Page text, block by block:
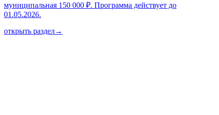
муниципальная 150 000 ₽. Программа действует до
01.05.2026.
открыть раздел→